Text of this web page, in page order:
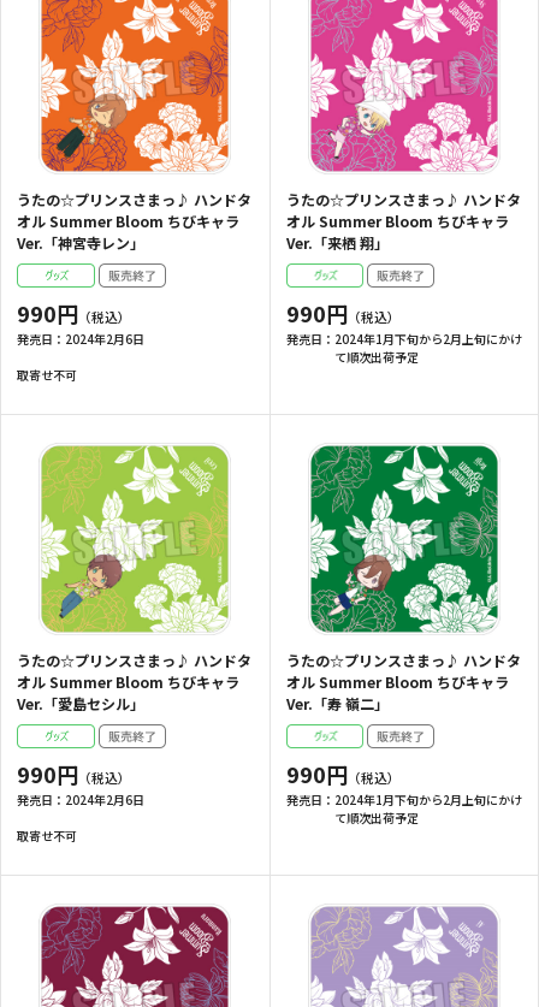
うたの☆プリンスさまっ♪ ハンドタ
オル Summer Bloom ちびキャラ
Ver.「神宮寺レン」
990円
発売日： 2024年2月6日
取寄せ不可
うたの☆プリンスさまっ♪ ハンドタ
オル Summer Bloom ちびキャラ
Ver.「来栖 翔」
990円
発売日： 2024年1月下旬から2月上旬にかけ
て順次出荷予定
うたの☆プリンスさまっ♪ ハンドタ
オル Summer Bloom ちびキャラ
Ver.「愛島セシル」
990円
発売日： 2024年2月6日
取寄せ不可
うたの☆プリンスさまっ♪ ハンドタ
オル Summer Bloom ちびキャラ
Ver.「寿 嶺二」
990円
発売日： 2024年1月下旬から2月上旬にかけ
て順次出荷予定